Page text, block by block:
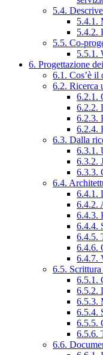
5.4.
5.4.1.
5.4.2.
5.5. Co-
5.5.1.
6. Progettazione
6.1. Cos’è il
6.2. Ricerca
6.2.1.
6.2.2.
6.2.3.
6.2.4.
6.3. Dalla
6.3.1.
6.3.2.
6.3.3.
6.4.
6.4.1.
6.4.2.
6.4.3.
6.4.4.
6.4.5.
6.4.6.
6.4.7.
6.5.
6.5.1.
6.5.2.
6.5.3.
6.5.4.
6.5.5.
6.5.6.
6.6.